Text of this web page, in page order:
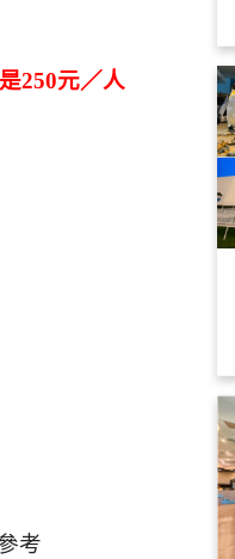
250元／人
考